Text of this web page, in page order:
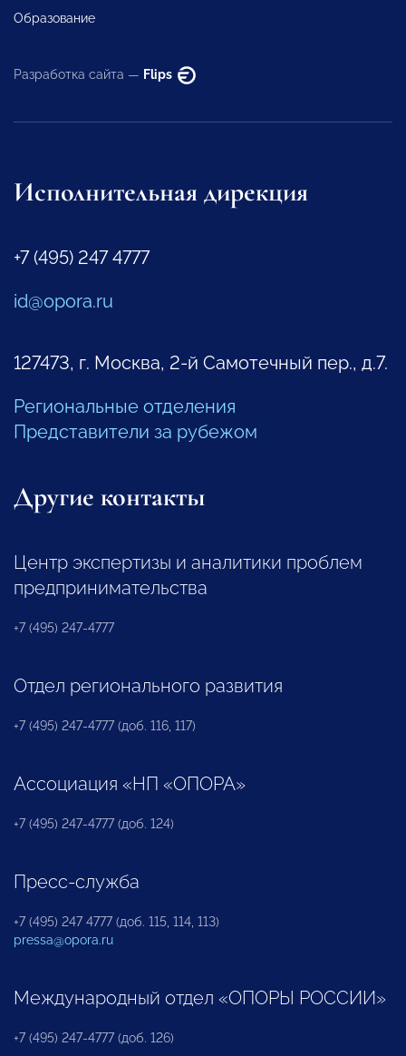
Образование
Разработка сайта — Flips
Исполнительная дирекция
+7 (495) 247 4777
id@opora.ru
127473, г. Москва, 2-й Самотечный пер., д.7.
Региональные отделения
Представители за рубежом
Другие контакты
Центр экспертизы и аналитики проблем
предпринимательства
+7 (495) 247-4777
Отдел регионального развития
+7 (495) 247-4777 (доб. 116, 117)
Ассоциация «НП «ОПОРА»
+7 (495) 247-4777 (доб. 124)
Пресс-служба
+7 (495) 247 4777 (доб. 115, 114, 113)
pressa@opora.ru
Международный отдел «ОПОРЫ РОССИИ»
+7 (495) 247-4777 (доб. 126)